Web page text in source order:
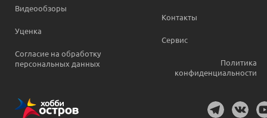
Видеообзоры
Уценка
Согласие на обработку
персональных данных
Контакты
Сервис
Политика
конфиденциальности